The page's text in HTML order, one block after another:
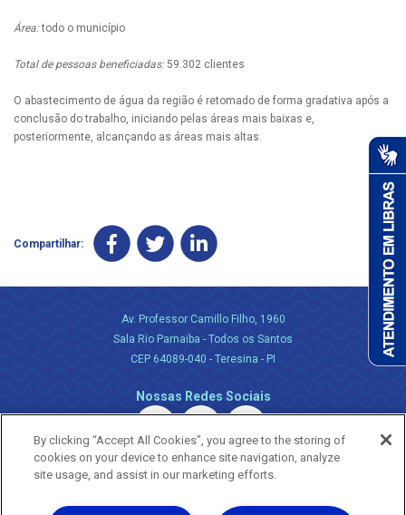
Área:todo o município
Total de pessoas beneficiadas:59.302 clientes
O abastecimento de água da região é retomado de forma gradativa após a
conclusão do trabalho, iniciando pelas áreas mais baixas e,
posteriormente, alcançando as áreas mais altas.
Compartilhar:
Av. Professor Camillo Filho, 1960
Sala Rio Parnaiba - Todos os Santos
CEP 64089-040 - Teresina - PI
Nossas Redes Sociais
By clicking “Accept All Cookies”, you agree to the storing of
cookies on your device to enhance site navigation, analyze
site usage, and assist in our marketing efforts.